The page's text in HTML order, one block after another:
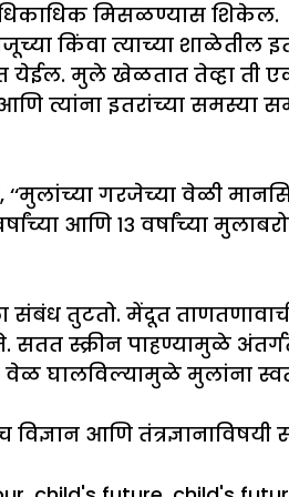
मिसळण्यास शिकेल.
किंवा त्याच्या शाळेतील
येईल. मुले खेळतात तेव्हा
आणि त्यांना इतरांच्या
गरजेच्या वेळी
आणि १३ वर्षांच्या
तुटतो. मेंदूत
स्क्रीन पाहण्यामुळे
घालविल्यामुळे मुलांना
आणि तंत्रज्ञानाविषयी